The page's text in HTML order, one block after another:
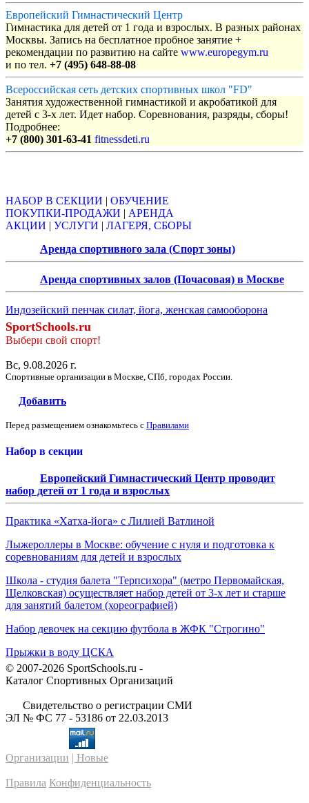
Европейский Гимнастический Центр
Гимнастика для детей от 1 года и взрослых. В разных районах
Москвы. Запись на бесплатное пробное занятие +
рекомендации по развитию на сайте www.europegym.ru
и по тел. +7 (495) 648-88-08
Всероссийская сеть детских спортивных школ "FD"
Занятия художественной гимнастикой и акробатикой для
детей с 3-х лет. Идет набор. Соревнования, разряды, сборы!
Подробнее:
+7 (800) 301-63-41 fitnessdeti.ru
НАБОР В СЕКЦИИ | ОБУЧЕНИЕ
ПОКУПКИ-ПРОДАЖИ | АРЕНДА
АКЦИИ | УСЛУГИ | ЛАГЕРЯ, СБОРЫ
Аренда спортивного зала (Спорт зоны)
Аренда спортивных залов (Почасовая) в Москве
Индозейский пенчак силат, йога, женская самооборона
SportSchools.ru
Выбери свой спорт!
Вс, 9.08.2026 г.
Спортивные организации в Москве, СПб, городах России.
Добавить
Перед размещением ознакомьтесь с Правилами
Набор в секции
Европейский Гимнастический Центр проводит
набор детей от 1 года и взрослых
Практика «Хатха-йога» с Лилией Ватлиной
Лыжероллеры в Москве: обучение с нуля и подготовка к
соревнованиям для детей и взрослых
Школа - студия балета "Терпсихора" (метро Первомайская,
Щелковская) осуществляет набор детей от 3-х лет и старше
для занятий балетом (хореографией)
Набор девочек на секцию футбола в ЖФК "Строгино"
Прыжки в воду ЦСКА
© 2007-2026 SportSchools.ru -
Каталог Спортивных Организаций
Свидетельство о регистрации СМИ
ЭЛ № ФС 77 - 53186 от 22.03.2013
Организации | Новые
Правила Конфиденциальность